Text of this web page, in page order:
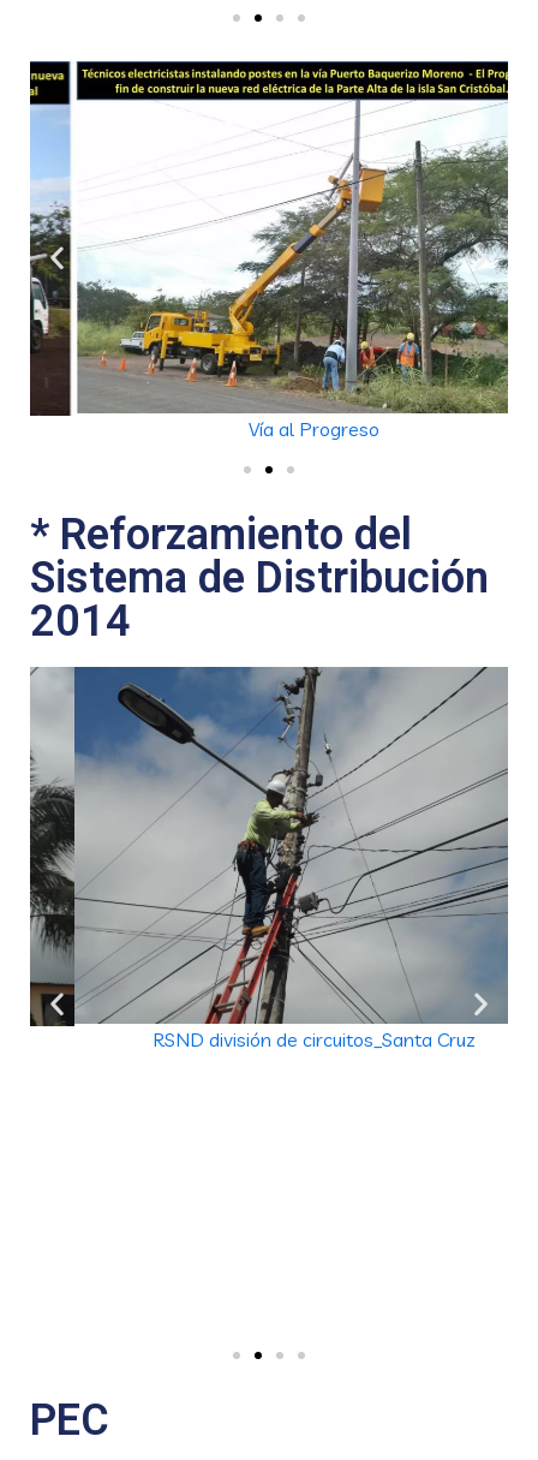
Vía al Progreso
* Reforzamiento del
Sistema de Distribución
2014
RSND división de circuitos_Santa Cruz
PEC